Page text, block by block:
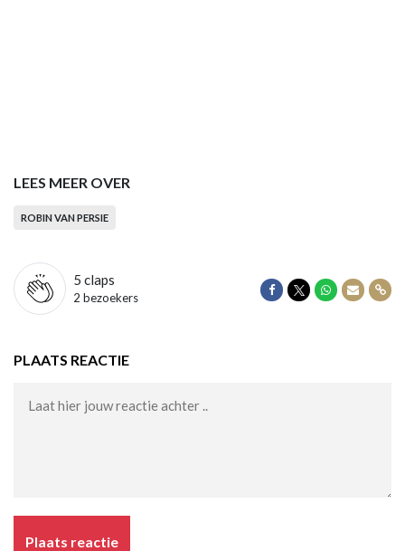
LEES MEER OVER
ROBIN VAN PERSIE
5 claps
2 bezoekers
Delen op Facebook
Delen op Twitter
Delen op
Delen
PLAATS REACTIE
Plaats reactie